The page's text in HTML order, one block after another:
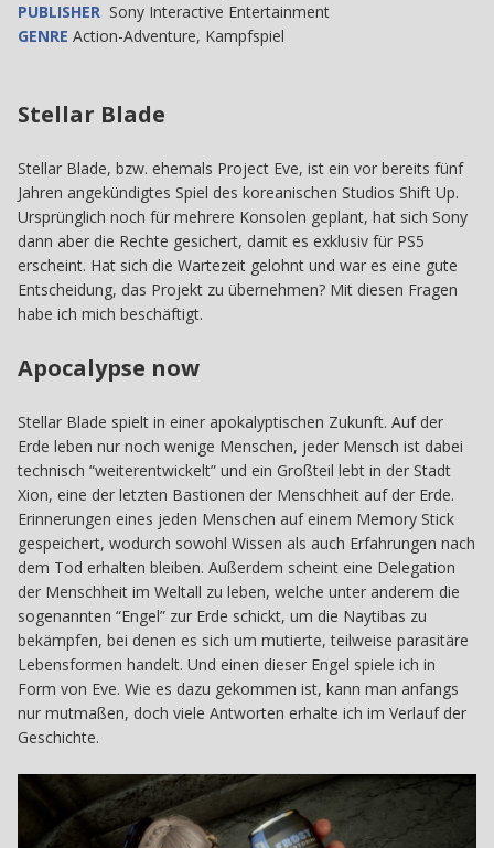
PUBLISHER Sony Interactive Entertainment
GENRE Action-Adventure, Kampfspiel
Stellar Blade
Stellar Blade, bzw. ehemals Project Eve, ist ein vor bereits fünf
Jahren angekündigtes Spiel des koreanischen Studios Shift Up.
Ursprünglich noch für mehrere Konsolen geplant, hat sich Sony
dann aber die Rechte gesichert, damit es exklusiv für PS5
erscheint. Hat sich die Wartezeit gelohnt und war es eine gute
Entscheidung, das Projekt zu übernehmen? Mit diesen Fragen
habe ich mich beschäftigt.
Apocalypse now
Stellar Blade spielt in einer apokalyptischen Zukunft. Auf der
Erde leben nur noch wenige Menschen, jeder Mensch ist dabei
technisch “weiterentwickelt” und ein Großteil lebt in der Stadt
Xion, eine der letzten Bastionen der Menschheit auf der Erde.
Erinnerungen eines jeden Menschen auf einem Memory Stick
gespeichert, wodurch sowohl Wissen als auch Erfahrungen nach
dem Tod erhalten bleiben. Außerdem scheint eine Delegation
der Menschheit im Weltall zu leben, welche unter anderem die
sogenannten “Engel” zur Erde schickt, um die Naytibas zu
bekämpfen, bei denen es sich um mutierte, teilweise parasitäre
Lebensformen handelt. Und einen dieser Engel spiele ich in
Form von Eve. Wie es dazu gekommen ist, kann man anfangs
nur mutmaßen, doch viele Antworten erhalte ich im Verlauf der
Geschichte.